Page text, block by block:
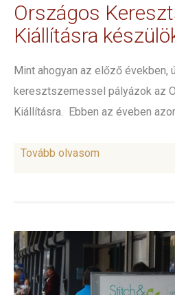
Országos
Kiállításra
Mint ahogyan az előző években,
keresztszemessel pályázok az
Kiállításra. Ebben az éveben
Tovább olvasom